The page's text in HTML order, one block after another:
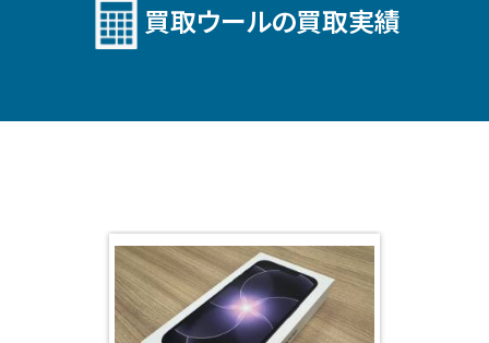
買取ウールの買取実績